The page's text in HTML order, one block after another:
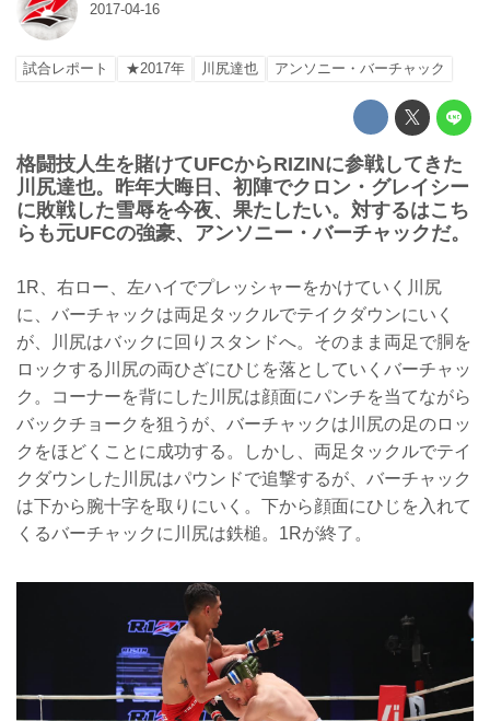
2017-04-16
試合レポート ★2017年 川尻達也 アンソニー・バーチャック
格闘技人生を賭けてUFCからRIZINに参戦してきた
川尻達也。昨年大晦日、初陣でクロン・グレイシー
に敗戦した雪辱を今夜、果たしたい。対するはこち
らも元UFCの強豪、アンソニー・バーチャックだ。
1R、右ロー、左ハイでプレッシャーをかけていく川尻
に、バーチャックは両足タックルでテイクダウンにいく
が、川尻はバックに回りスタンドへ。そのまま両足で胴を
ロックする川尻の両ひざにひじを落としていくバーチャッ
ク。コーナーを背にした川尻は顔面にパンチを当てながら
バックチョークを狙うが、バーチャックは川尻の足のロッ
クをほどくことに成功する。しかし、両足タックルでテイ
クダウンした川尻はパウンドで追撃するが、バーチャック
は下から腕十字を取りにいく。下から顔面にひじを入れて
くるバーチャックに川尻は鉄槌。1Rが終了。